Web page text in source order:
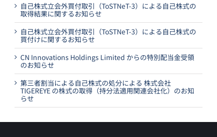
自己株式立会外買付取引（ToSTNeT-3）による自己株式の
取得結果に関するお知らせ
自己株式立会外買付取引（ToSTNeT-3）による自己株式の
買付けに関するお知らせ
CN Innovations Holdings Limited からの特別配当金受領
のお知らせ
第三者割当による自己株式の処分による 株式会社
TIGEREYE の株式の取得（持分法適用関連会社化）のお知
らせ